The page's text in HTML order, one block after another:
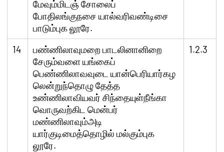
மேவும்மிடஞ் சோலைப்
போதிலங்குநசை யால்வரிவண்டிசை
பாடும்புக லூரே.
14
பண்ணிலாவுமறை பாடலினானிறை
சேரும்வளை யங்கைப்
பெண்ணிலாவவுடை யான்பெரியார்கழ
லென்றுந்தொழு தேத்த
உண்ணிலாவியவர் சிந்தையுள்நீங்கா
வொருவற்கிட மென்பர்
மண்ணிலாவும்அடி
யார்குடிமைத்தொழில் மல்கும்புக
லூரே.
1.2.3